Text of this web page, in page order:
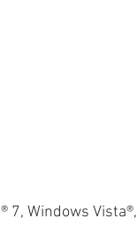
7, Windows Vista®,